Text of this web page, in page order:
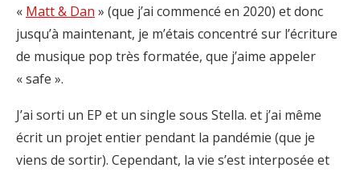
« Matt & Dan » (que j’ai commencé en 2020) et donc
jusqu’à maintenant, je m’étais concentré sur l’écriture
de musique pop très formatée, que j’aime appeler
« safe ».
J’ai sorti un EP et un single sous Stella. et j’ai même
écrit un projet entier pendant la pandémie (que je
viens de sortir). Cependant, la vie s’est interposée et